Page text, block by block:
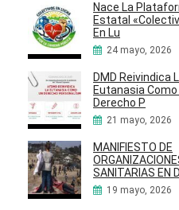
Nace La
Estatal
En Lu
24 mayo, 2026
DMD Reivindica
Eutanasia Como
Derecho P
21 mayo, 2026
MANIFIESTO DE
SANITARIAS EN
19 mayo, 2026